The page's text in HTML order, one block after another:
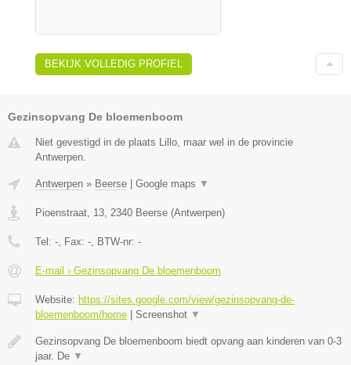
BEKIJK VOLLEDIG PROFIEL
Gezinsopvang De bloemenboom
Niet gevestigd in de plaats Lillo, maar wel in de provincie
Antwerpen.
Antwerpen » Beerse Google maps ▼
Pioenstraat, 13 2340 Beerse (Antwerpen)
Tel: - , Fax: - , BTW-nr: -
E-mail › Gezinsopvang De bloemenboom
Website: https://sites.google.com/view/gezinsopvang-de-
bloemenboom/home
Screenshot ▼
Gezinsopvang De bloemenboom biedt opvang aan kinderen van 0-3
jaar. De ▼